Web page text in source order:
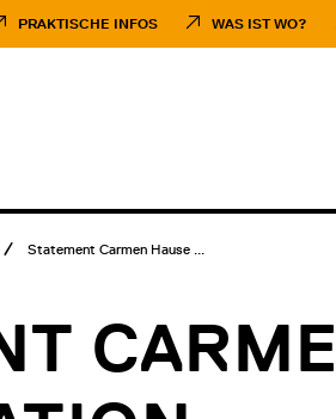
PRAKTISCHE INFOS WAS IST WO?
Statement Carmen Hause ...